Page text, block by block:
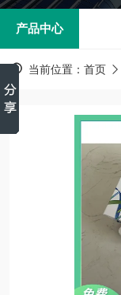
产品中心
当前位置： 首页